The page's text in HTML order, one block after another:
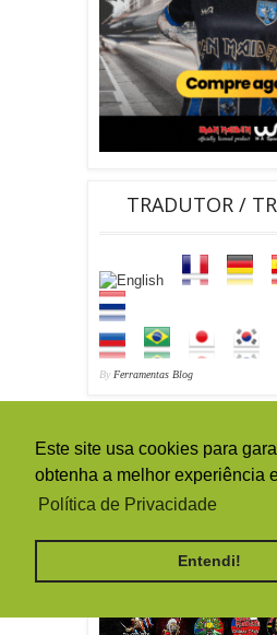
Este site usa cookies para
obtenha a melhor experiência
Política de Privacidade
Entendi!
TRADUTOR /
By Ferramentas Blog